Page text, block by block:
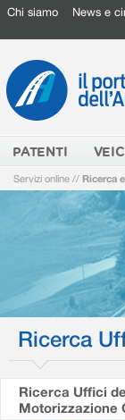
Chi siamo News e
PATENTI
Servizi online // Ricerca
Ricerca
Ricerca Uffici
Motorizzazione